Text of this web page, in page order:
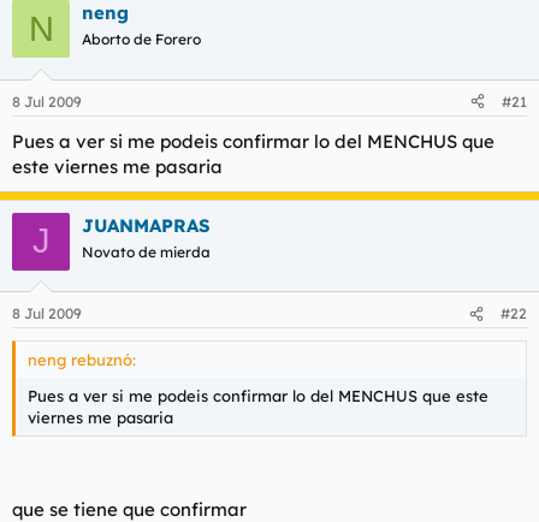
N neng
Aborto de Forero
8 Jul 2009 #21
Pues a ver si me podeis confirmar lo del MENCHUS que
este viernes me pasaria
J JUANMAPRAS
Novato de mierda
8 Jul 2009 #22
neng rebuznó:
Pues a ver si me podeis confirmar lo del MENCHUS que este
viernes me pasaria
que se tiene que confirmar